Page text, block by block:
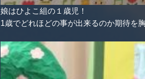
娘はひよこ組の１歳児！
1歳でどれほどの事が出来るのか期待を